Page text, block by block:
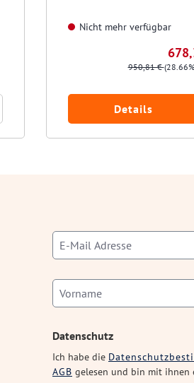
Nicht mehr verfügbar
950,81 €
Details
Datenschutz
Ich habe die
AGB gelesen und bin mit ihnen